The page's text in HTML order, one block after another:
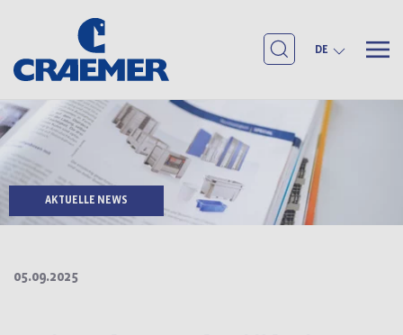
DE
AKTUELLE NEWS
05.09.2025